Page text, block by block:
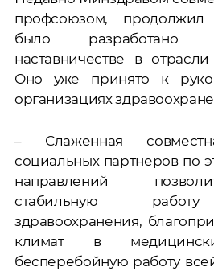
профсоюзом,
было
наставничестве в
Оно уже принято к
организациях
– Слаженная
социальных партнеров по
направлений
стабильную
здравоохранения,
климат в
бесперебойную работу